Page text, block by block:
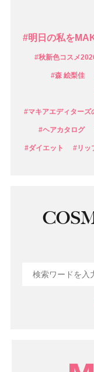
#明日の私を
#秋新色コスメ
#森 絵梨佳
#マキアエディターズ
#ヘアカタログ
#ダイエット #リッ